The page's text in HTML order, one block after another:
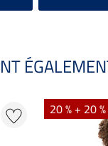
20 % + 20